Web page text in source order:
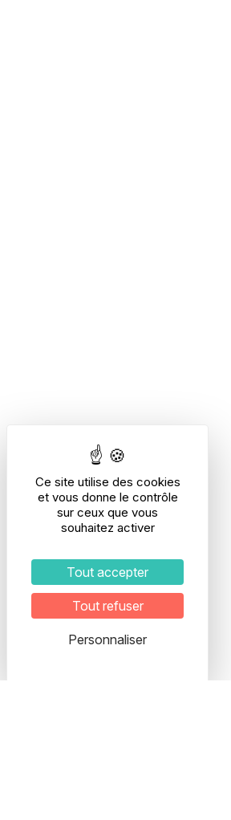
Ce site utilise des cookies
et vous donne le contrôle
sur ceux que vous
souhaitez activer
Tout accepter
Tout refuser
Personnaliser